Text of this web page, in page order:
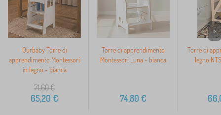
Ourbaby Torre di
apprendimento Montessori
in legno - bianca
71,60€
65,20 €
Torre di apprendimento
Montessori Luna - bianca
74,80 €
Torre di
legno
>